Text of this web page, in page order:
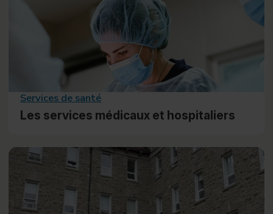
Services de santé
Les services médicaux et hospitaliers